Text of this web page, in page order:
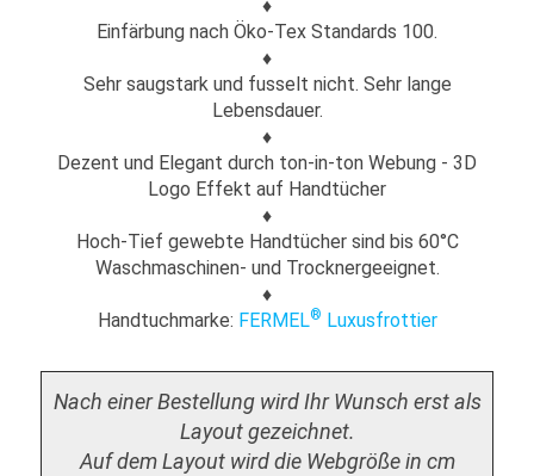
♦
Einfärbung nach Öko-Tex Standards 100.
♦
Sehr saugstark und fusselt nicht. Sehr lange
Lebensdauer.
♦
Dezent und Elegant durch ton-in-ton Webung - 3D
Logo Effekt auf Handtücher
♦
Hoch-Tief gewebte Handtücher sind bis 60°C
Waschmaschinen- und Trocknergeeignet.
♦
Handtuchmarke: FERMEL® Luxusfrottier
Nach einer Bestellung wird Ihr Wunsch erst als
Layout gezeichnet.
Auf dem Layout wird die Webgröße in cm